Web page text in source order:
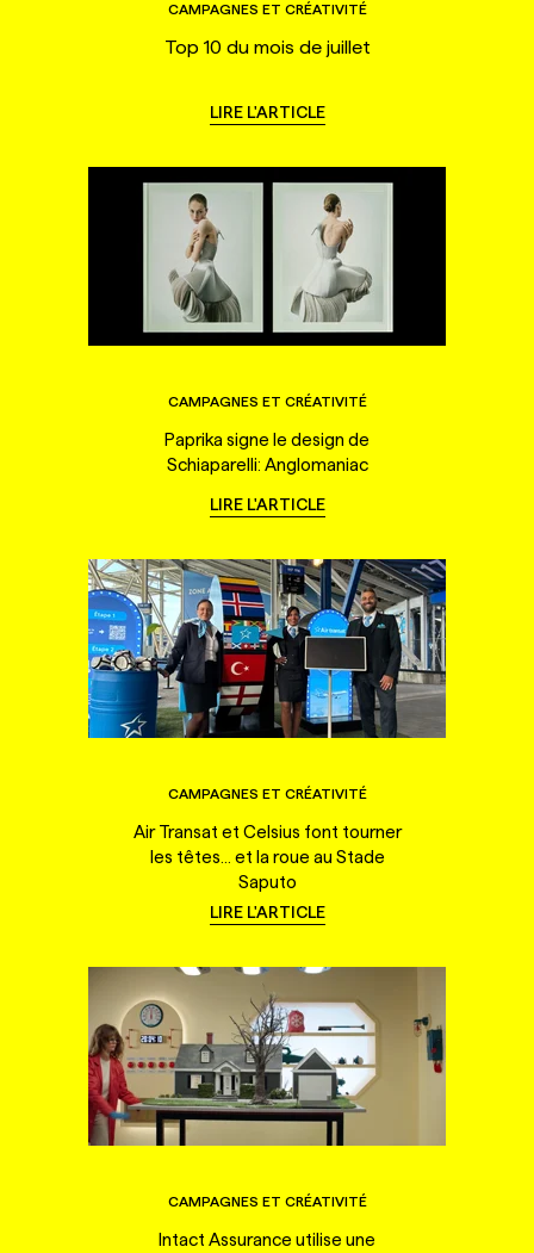
CAMPAGNES ET CRÉATIVITÉ
Top 10 du mois de juillet
LIRE L'ARTICLE
CAMPAGNES ET CRÉATIVITÉ
Paprika signe le design de
Schiaparelli: Anglomaniac
LIRE L'ARTICLE
CAMPAGNES ET CRÉATIVITÉ
Air Transat et Celsius font tourner
les têtes... et la roue au Stade
Saputo
LIRE L'ARTICLE
CAMPAGNES ET CRÉATIVITÉ
Intact Assurance utilise une